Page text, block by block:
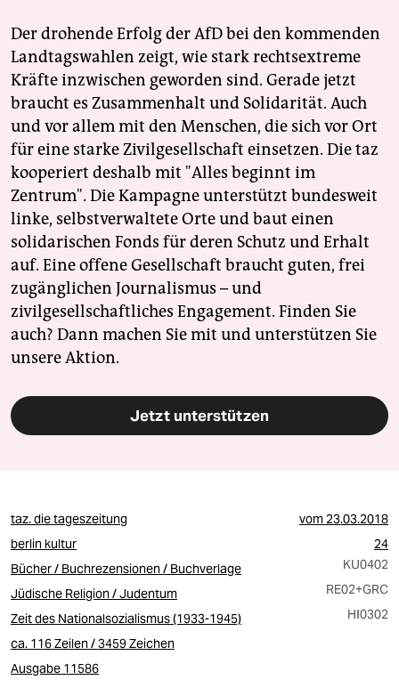
Der drohende Erfolg der AfD bei den kommenden
Landtagswahlen zeigt, wie stark rechtsextreme
Kräfte inzwischen geworden sind. Gerade jetzt
braucht es Zusammenhalt und Solidarität. Auch
und vor allem mit den Menschen, die sich vor Ort
für eine starke Zivilgesellschaft einsetzen. Die taz
kooperiert deshalb mit "Alles beginnt im
Zentrum". Die Kampagne unterstützt bundesweit
linke, selbstverwaltete Orte und baut einen
solidarischen Fonds für deren Schutz und Erhalt
auf. Eine offene Gesellschaft braucht guten, frei
zugänglichen Journalismus – und
zivilgesellschaftliches Engagement. Finden Sie
auch? Dann machen Sie mit und unterstützen Sie
unsere Aktion.
Jetzt unterstützen
taz. die tageszeitung vom23.03.2018
berlin kultur
24
Bücher / Buchrezensionen / Buchverlage
KU0402
Jüdische Religion / Judentum
RE02+GRC
Zeit des Nationalsozialismus (1933-1945)
HI0302
ca. 116 Zeilen / 3459 Zeichen
Ausgabe 11586